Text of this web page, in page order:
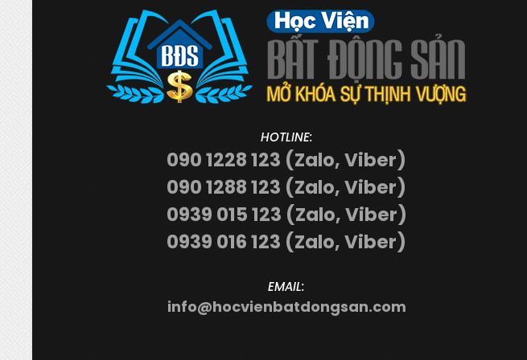
HOTLINE:
090 1228 123 (Zalo, Viber)
090 1288 123 (Zalo, Viber)
0939 015 123 (Zalo, Viber)
0939 016 123 (Zalo, Viber)
EMAIL:
info@hocvienbatdongsan.com